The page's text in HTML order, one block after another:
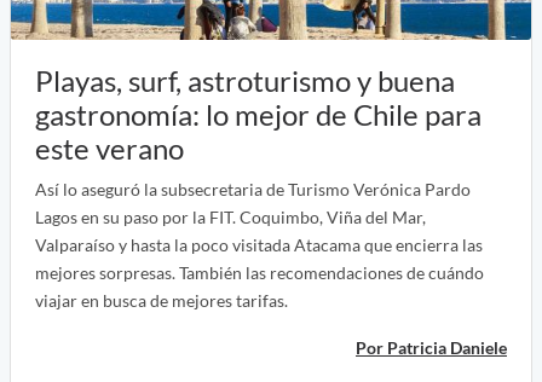
Playas, surf, astroturismo y buena
gastronomía: lo mejor de Chile para
este verano
Así lo aseguró la subsecretaria de Turismo Verónica Pardo
Lagos en su paso por la FIT. Coquimbo, Viña del Mar,
Valparaíso y hasta la poco visitada Atacama que encierra las
mejores sorpresas. También las recomendaciones de cuándo
viajar en busca de mejores tarifas.
Por Patricia Daniele